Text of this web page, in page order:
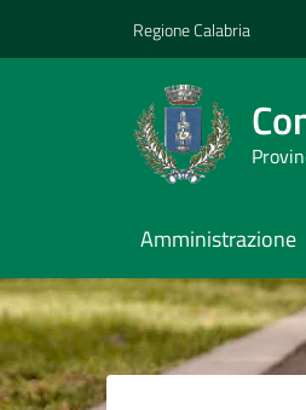
Regione Calabria
Amministrazione